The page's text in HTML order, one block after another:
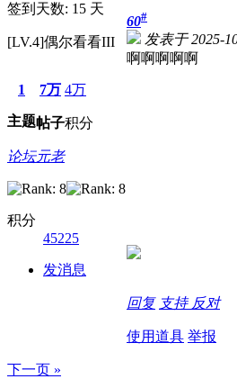
签到天数: 15 天
[LV.4]偶尔看看III
1
主题
7万
帖子
4万
积分
论坛元老
积分
45225
发消息
60#
发表于 2025-
啊啊啊啊啊
回复 支持 反对
使用道具 举报
下一页 »